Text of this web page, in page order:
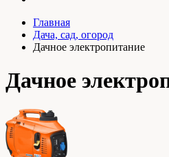
Главная
Дача, сад, огород
Дачное электропитание
Дачное